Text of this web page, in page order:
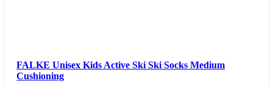
FALKE Unisex Kids Active Ski Ski Socks Medium
Cushioning